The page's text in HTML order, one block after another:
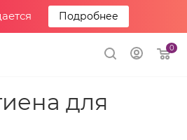
Подробнее
0
для